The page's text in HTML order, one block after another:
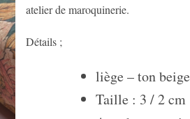
atelier de maroquinerie.
Détails ;
liège – ton
Taille : 3 / 2 cm